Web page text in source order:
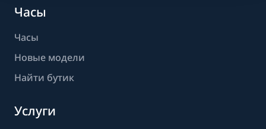
Часы
Часы
Новые модели
Найти бутик
Услуги